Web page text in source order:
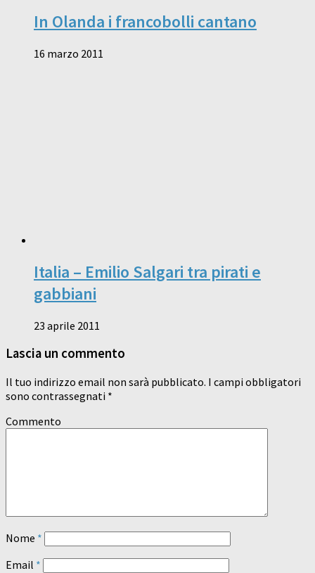
In Olanda i francobolli cantano
16 marzo 2011
Italia – Emilio Salgari tra pirati e
gabbiani
23 aprile 2011
Lascia un commento
Il tuo indirizzo email non sarà pubblicato. I campi obbligatori
sono contrassegnati *
Commento
Nome *
Email *